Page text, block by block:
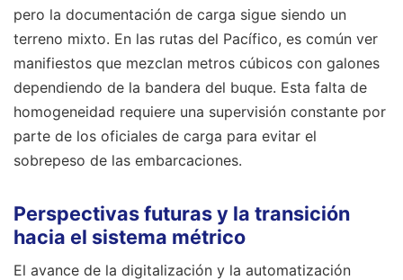
pero la documentación de carga sigue siendo un
terreno mixto. En las rutas del Pacífico, es común ver
manifiestos que mezclan metros cúbicos con galones
dependiendo de la bandera del buque. Esta falta de
homogeneidad requiere una supervisión constante por
parte de los oficiales de carga para evitar el
sobrepeso de las embarcaciones.
Perspectivas futuras y la transición
hacia el sistema métrico
El avance de la digitalización y la automatización